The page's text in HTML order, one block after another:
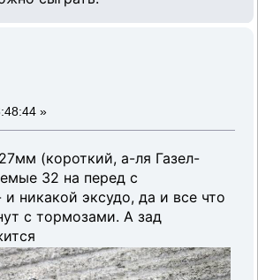
»
(короткий, а-ля Газел-
32 на перед с
никакой эксудо, да и все что
с тормозами. А зад